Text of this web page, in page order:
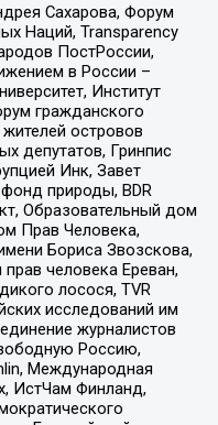
Сахарова, Форум
Наций, Transparеncy
ПостРоссии,
в России –
Институт
гражданского
островов
депутатов, Гринпис
Инк, Завет
природы, BDR
Образовательный дом
Прав Человека,
Бориса Звозскова,
человека Ереван,
лосося, TVR
исследований им
журналистов
Россию,
Международная
ИстЧам Финланд,